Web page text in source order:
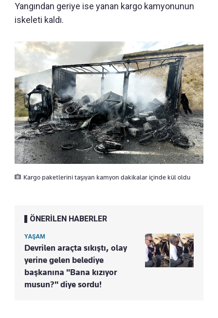
Yangından geriye ise yanan kargo kamyonunun
iskeleti kaldı.
Kargo paketlerini taşıyan kamyon dakikalar içinde kül oldu
ÖNERİLEN HABERLER
YAŞAM
Devrilen araçta sıkıştı, olay
yerine gelen belediye
başkanına "Bana kızıyor
musun?" diye sordu!